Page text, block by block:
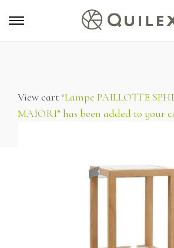
Menu
View cart“Lampe PAILLOTTE
MAIORI” has been added to your